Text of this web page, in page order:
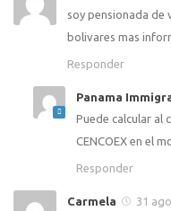
soy pensionada de
bolivares mas
Responder
Panama
Puede calcular al
CENCOEX en el
Responder
Carmela
31